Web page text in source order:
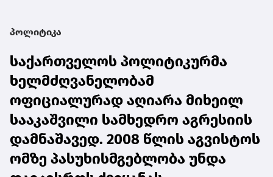
პოლიტიკა
საქართველოს პოლიტიკურმა
ხელმძღვანელობამ
ოფიციალურად აღიარა მიხეილ
სააკაშვილი სამხედრო აგრესიის
დამნაშავედ. 2008 წლის აგვისტოს
ომზე პასუხისმგებლობა უნდა